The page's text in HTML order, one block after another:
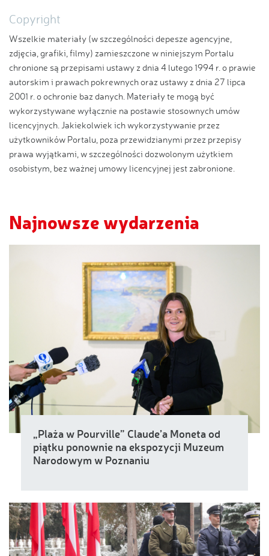
Copyright
Wszelkie materiały (w szczególności depesze agencyjne,
zdjęcia, grafiki, filmy) zamieszczone w niniejszym Portalu
chronione są przepisami ustawy z dnia 4 lutego 1994 r. o prawie
autorskim i prawach pokrewnych oraz ustawy z dnia 27 lipca
2001 r. o ochronie baz danych. Materiały te mogą być
wykorzystywane wyłącznie na postawie stosownych umów
licencyjnych. Jakiekolwiek ich wykorzystywanie przez
użytkowników Portalu, poza przewidzianymi przez przepisy
prawa wyjątkami, w szczególności dozwolonym użytkiem
osobistym, bez ważnej umowy licencyjnej jest zabronione.
Najnowsze wydarzenia
„Plaża w Pourville” Claude’a Moneta od
piątku ponownie na ekspozycji Muzeum
Narodowym w Poznaniu